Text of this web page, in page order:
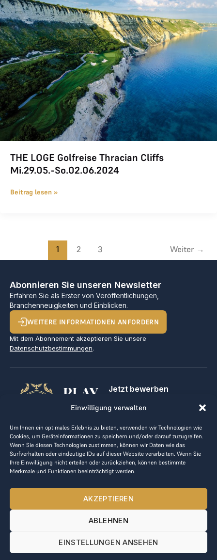
Einwilligung verwalten
Um Ihnen ein optimales Erlebnis zu bieten, verwenden wir Technologien wie
Cookies, um Geräteinformationen zu speichern und/oder darauf zuzugreifen.
Wenn Sie diesen Technologien zustimmen, können wir Daten wie das
Surfverhalten oder eindeutige IDs auf dieser Website verarbeiten. Wenn Sie
Ihre Einwilligung nicht erteilen oder zurückziehen, können bestimmte
Merkmale und Funktionen beeinträchtigt werden.
AKZEPTIEREN
ABLEHNEN
EINSTELLUNGEN ANSEHEN
THE LOGE Golfreise Thracian Cliffs
Mi.29.05.-So.02.06.2024
Beitrag lesen »
1 2 3 Weiter →
Abonnieren Sie unseren Newsletter
Erfahren Sie als Erster von Veröffentlichungen,
Branchenneuigkeiten und Einblicken.
WEITERE INFORMATIONEN ANFORDERN
Mit dem Abonnement akzeptieren Sie unsere
Datenschutzbestimmungen.
PLAY
GOLF,
MAKE
BUSINESS
Jetzt bewerben
Kontakt
AGB
Datenrichtlinie
kontakt@the-loge.com
Unser freundliches Team hilft Ihnen gerne weiter.
Mo-Fr von 8:00 bis 17:00 Uhr.
© 2025 The LOGE. Alle Rechte vorbehalten.